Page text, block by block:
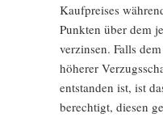
Kaufpreises
Punkten über dem
verzinsen. Falls
höherer
entstanden ist, ist
berechtigt, diesen